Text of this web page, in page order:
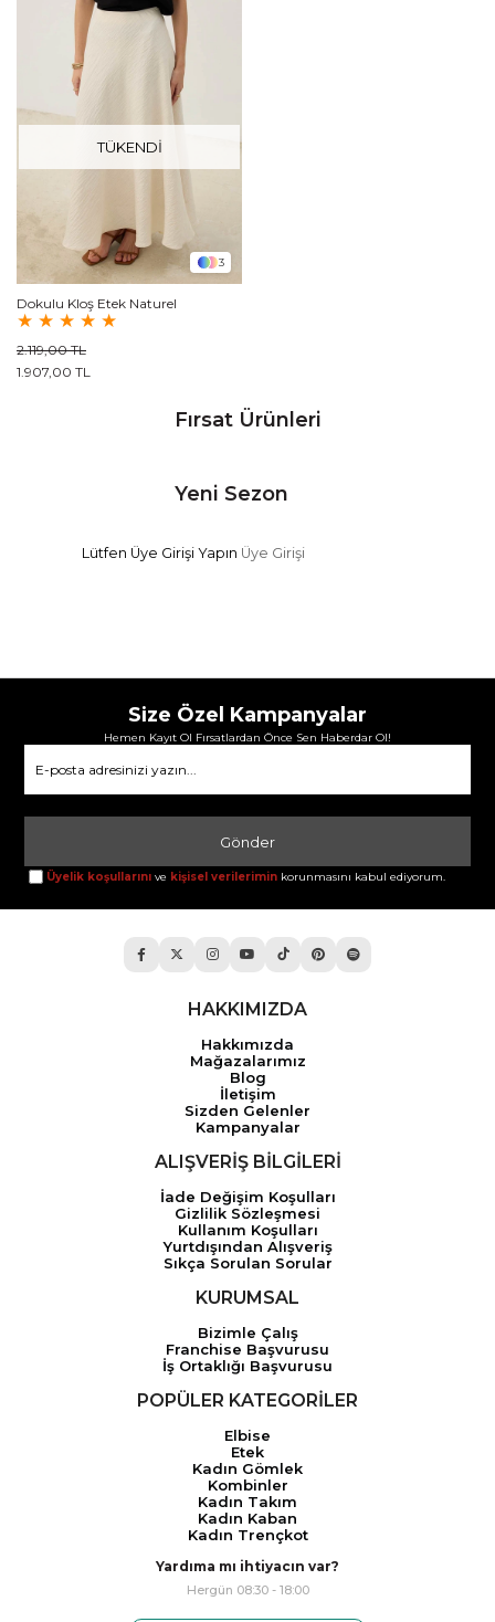
TÜKENDI
3
Dokulu Kloş Etek Naturel
★ ★ ★ ★ ★
1.907,00 TL
2.119,00 TL
Fırsat Ürünleri
Yeni Sezon
Lütfen Üye Girişi Yapın Üye Girişi
Size Özel Kampanyalar
Hemen Kayıt Ol Fırsatlardan Önce Sen Haberdar Ol!
Gönder
Üyelik koşullarını ve kişisel verilerimin korunmasını kabul ediyorum.
HAKKIMIZDA
Hakkımızda
Mağazalarımız
Blog
İletişim
Sizden Gelenler
Kampanyalar
ALIŞVERİŞ BİLGİLERİ
İade Değişim Koşulları
Gizlilik Sözleşmesi
Kullanım Koşulları
Yurtdışından Alışveriş
Sıkça Sorulan Sorular
KURUMSAL
Bizimle Çalış
Franchise Başvurusu
İş Ortaklığı Başvurusu
POPÜLER KATEGORİLER
Elbise
Etek
Kadın Gömlek
Kombinler
Kadın Takım
Kadın Kaban
Kadın Trençkot
Yardıma mı ihtiyacın var?
Hergün 08:30 - 18:00